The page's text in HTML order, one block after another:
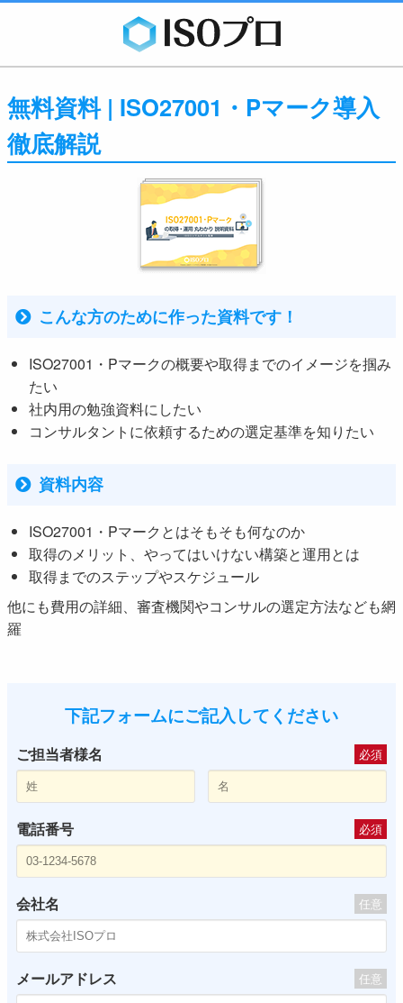
無料資料 | ISO27001・Pマーク導入
徹底解説
こんな方のために作った資料です！
ISO27001・Pマークの概要や取得までのイメージを掴み
たい
社内用の勉強資料にしたい
コンサルタントに依頼するための選定基準を知りたい
資料内容
ISO27001・Pマークとはそもそも何なのか
取得のメリット、やってはいけない構築と運用とは
取得までのステップやスケジュール
他にも費用の詳細、審査機関やコンサルの選定方法なども網
羅
下記フォームにご記入してください
ご担当者様名 必須
電話番号 必須
会社名 任意
メールアドレス 任意